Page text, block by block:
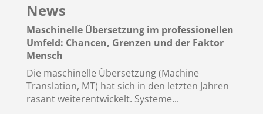
News
Maschinelle Übersetzung im professionellen
Umfeld: Chancen, Grenzen und der Faktor
Mensch
Die maschinelle Übersetzung (Machine
Translation, MT) hat sich in den letzten Jahren
rasant weiterentwickelt. Systeme...